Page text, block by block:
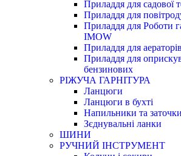
Приладдя для садової
Приладдя для
Приладдя для Роботи
IMOW
Приладдя для аераторів
Приладдя для
бензинових
РІЖУЧА ГАРНІТУРА
Ланцюги
Ланцюги в бухті
Напильники та заточки
Зєднувальні ланки
ШИНИ
РУЧНИЙ ІНСТРУМЕНТ